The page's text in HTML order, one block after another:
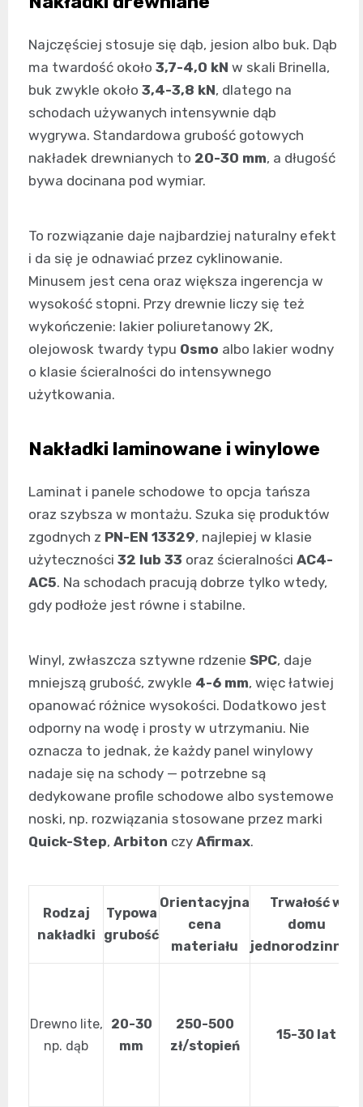
Najczęściej stosuje się dąb, jesion albo buk. Dąb
ma twardość około 3,7-4,0 kN w skali Brinella,
buk zwykle około 3,4-3,8 kN, dlatego na
schodach używanych intensywnie dąb
wygrywa. Standardowa grubość gotowych
nakładek drewnianych to 20-30 mm, a długość
bywa docinana pod wymiar.
To rozwiązanie daje najbardziej naturalny efekt
i da się je odnawiać przez cyklinowanie.
Minusem jest cena oraz większa ingerencja w
wysokość stopni. Przy drewnie liczy się też
wykończenie: lakier poliuretanowy 2K,
olejowosk twardy typu Osmo albo lakier wodny
o klasie ścieralności do intensywnego
użytkowania.
Nakładki laminowane i winylowe
Laminat i panele schodowe to opcja tańsza
oraz szybsza w montażu. Szuka się produktów
zgodnych z PN-EN 13329, najlepiej w klasie
użyteczności 32 lub 33 oraz ścieralności AC4-
AC5. Na schodach pracują dobrze tylko wtedy,
gdy podłoże jest równe i stabilne.
Winyl, zwłaszcza sztywne rdzenie SPC, daje
mniejszą grubość, zwykle 4-6 mm, więc łatwiej
opanować różnice wysokości. Dodatkowo jest
odporny na wodę i prosty w utrzymaniu. Nie
oznacza to jednak, że każdy panel winylowy
nadaje się na schody — potrzebne są
dedykowane profile schodowe albo systemowe
noski, np. rozwiązania stosowane przez marki
Quick-Step, Arbiton czy Afirmax.
Rodzaj
nakładki
Typowa
grubość
Orientacyjna
cena
materiału
Trwałość w
domu
jednorodzinnym
Drewno lite,
np. dąb
20-30
mm
250-500
zł/stopień
15-30 lat